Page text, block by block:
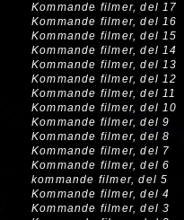
Kommande filmer, del 17
Kommande filmer, del 16
Kommande filmer, del 15
Kommande filmer, del 14
Kommande filmer, del 13
Kommande filmer, del 12
Kommande filmer, del 11
Kommande filmer, del 10
Kommande filmer, del 9
Kommande filmer, del 8
Kommande filmer, del 7
Kommande filmer, del 6
kommande filmer, del 5
Kommande filmer, del 4
Kommande filmer, del 3